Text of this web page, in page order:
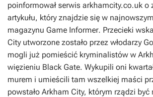
poinformował serwis arkhamcity.co.uk o
artykułu, który znajdzie się w
magazynu Game Informer. Przecieki
City utworzone zostało przez włodarzy
mogli już pomieścić kryminalistów w
więzieniu Black Gate. Wykupili oni
murem i umieścili tam wszelkiej maści
powstało Arkham City, którym rządzi być